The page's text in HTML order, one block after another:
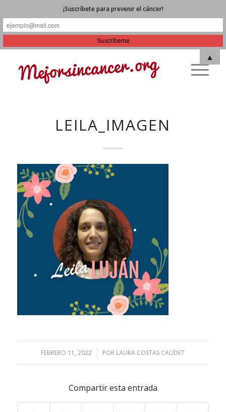
LEILA_IMAGEN
FEBRERO 11, 2022
/ POR LAURA COSTAS CAUDET
Compartir esta entrada
¡Suscríbete para prevenir el cáncer!
▲